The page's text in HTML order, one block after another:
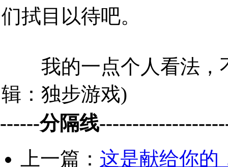
们拭目以待吧。
我的一点个人看法，
辑：独步游戏)
------分隔线
上一篇： 这是献给你的